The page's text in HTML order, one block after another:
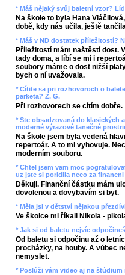
* Máš nějaký svůj baletní vzor?
Na škole to byla Hana
době, kdy nás učila, ještě
* Máš v ND dostatek příležitostí?
Příležitostí mám naštěstí dost.
tady doma, a líbí se mi i
soubory máme o dost nižší
bych o ní uvažovala.
* Cítite sa pri rozhovoroch o
parketa? Z. G.
Při rozhovorech se cítím dobře.
* Ste obsadzovaná do klasických
moderné výrazové tanečné
Na škole jsem byla vedená
repertoár. A to mi vyhovuje.
moderním souboru.
* Chtel jsem vam moc
uz jste si poridila neco za financni
Děkuji. Finanční částku mám
dovolenou a dovybavím si byt.
* Měla jsi v dětství nějakou
Ve školce mi říkali Nikola -
* Jak si od baletu nejvíc
Od baletu si odpočinu až o
procházky, na houby. A vůbec
nemyslet.
* Poslúži vám video aj na štúdium